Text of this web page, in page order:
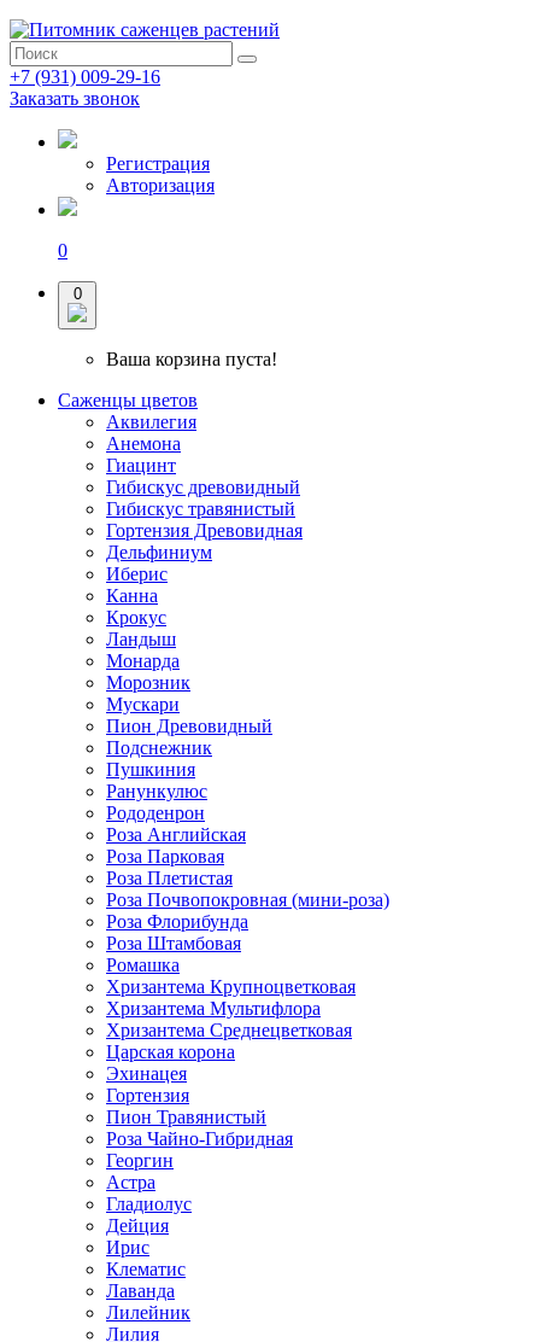
+7 (931) 009-29-16
Заказать звонок
Регистрация
Авторизация
0
0
Ваша корзина пуста!
Саженцы цветов
Аквилегия
Анемона
Гиацинт
Гибискус древовидный
Гибискус травянистый
Гортензия Древовидная
Дельфиниум
Иберис
Канна
Крокус
Ландыш
Монарда
Морозник
Мускари
Пион Древовидный
Подснежник
Пушкиния
Ранункулюс
Рододенрон
Роза Английская
Роза Парковая
Роза Плетистая
Роза Почвопокровная (мини-роза)
Роза Флорибунда
Роза Штамбовая
Ромашка
Хризантема Крупноцветковая
Хризантема Мультифлора
Хризантема Среднецветковая
Царская корона
Эхинацея
Гортензия
Пион Травянистый
Роза Чайно-Гибридная
Георгин
Астра
Гладиолус
Дейция
Ирис
Клематис
Лаванда
Лилейник
Лилия